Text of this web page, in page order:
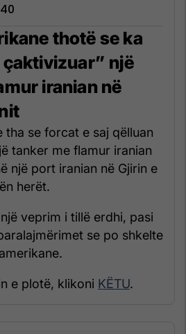
thotë se ka
çaktivizuar” një
iranian në
tha se forcat e saj qëlluan
tanker me flamur iranian
një port iranian në Gjirin e
herët.
veprim i tillë erdhi, pasi
se po shkelte
e plotë, klikoni KËTU.